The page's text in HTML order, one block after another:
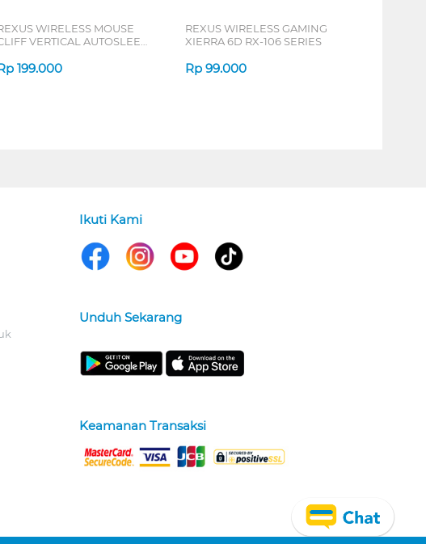
WIRELESS MOUSE
VERTICAL AUTOSLEEP
199.000
REXUS WIRELESS GAMING
XIERRA 6D RX-106 SERIES
Rp 99.000
Ikuti Kami
Unduh Sekarang
Keamanan Transaksi